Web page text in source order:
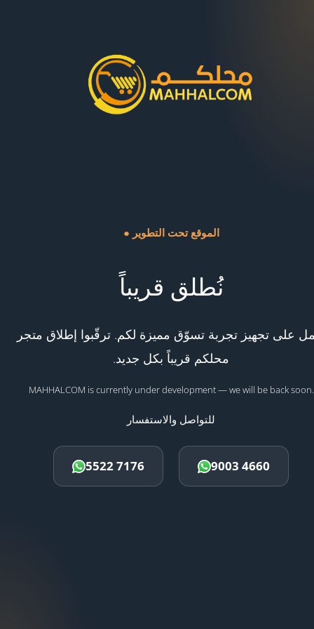
● الموقع تحت التطوير
نُطلق قريباً
على تجهيز تجربة تسوّق مميزة لكم. ترقّبوا إطلاق متجر
محلكم قريباً بكل جديد.
MAHHALCOM is currently under development — we will be back soon.
للتواصل والاستفسار
5522 7176 9003 4660